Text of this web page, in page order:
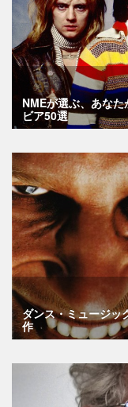
NMEが選ぶ、あな
ビア50選
ダンス・ミュージッ
作